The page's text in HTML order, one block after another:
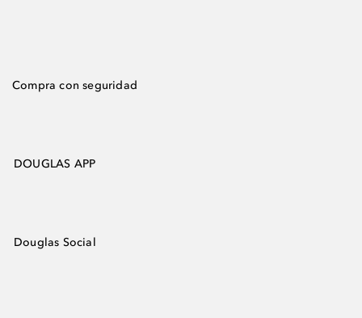
Compra con seguridad
DOUGLAS APP
Douglas Social